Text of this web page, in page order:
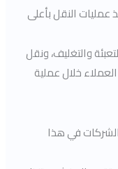
عمليات النقل بأعلى
والتغليف، ونقل
خلال عملية
في هذا